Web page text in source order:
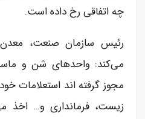
چه اتفاقی رخ داده است.
رئیس سازمان صنعت،
می‌کند: واحدهای شن و
مجوز گرفته اند استعلامات
زیست، فرمانداری و… اخذ